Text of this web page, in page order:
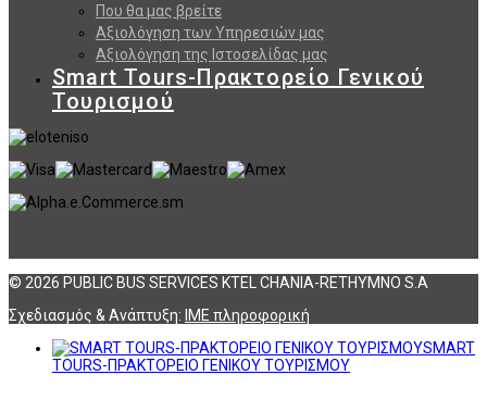
Που θα μας βρείτε
Αξιολόγηση των Υπηρεσιών μας
Αξιολόγηση της Ιστοσελίδας μας
Smart Tours-Πρακτορείο Γενικού
Τουρισμού
© 2026 PUBLIC BUS SERVICES KTEL CHANIA-RETHYMNO S.A
Σχεδιασμός & Ανάπτυξη: ΙΜΕ πληροφορική
SMART
TOURS-ΠΡΑΚΤΟΡΕΙΟ ΓΕΝΙΚΟΥ ΤΟΥΡΙΣΜΟΥ